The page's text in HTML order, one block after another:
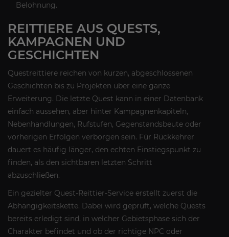
Belohnung.
REITTIERE AUS QUESTS,
KAMPAGNEN UND
GESCHICHTEN
Questreittiere reichen von kurzen, abgeschlossenen
Geschichten bis zu Projekten über eine ganze
Erweiterung. Die letzte Quest kann in einer Datenbank
einfach aussehen, aber hinter Kampagnenkapiteln,
Nebenhandlungen, Rufstufen, Gegenstandsbeute oder
vorherigen Erfolgen verborgen sein. Für Rückkehrer
dauert es häufig länger, den echten Einstiegspunkt zu
finden, als den sichtbaren letzten Schritt
abzuschließen.
Ein gezielter Quest-Reittier-Service erstellt zuerst die
Abhängigkeitskette. Dabei wird geprüft, welche Quests
bereits erledigt sind, in welcher Gebietsphase sich der
Charakter befindet und ob der richtige NPC oder